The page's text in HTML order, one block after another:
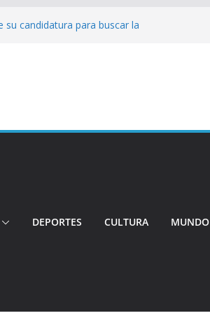
su candidatura para buscar la
Investigan crimen de un hombre en el
e incidentes marcaron la
DEPORTES CULTURA MUNDO